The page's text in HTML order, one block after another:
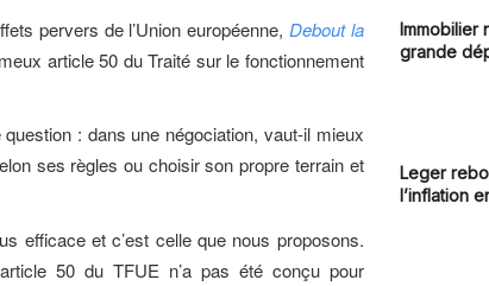
pervers de l’Union européenne, Debout la
article 50 du Traité sur le fonctionnement
: dans une négociation, vaut-il mieux
ses règles ou choisir son propre terrain et
efficace et c’est celle que nous proposons.
50 du TFUE n’a pas été conçu pour
Immobilier
grande
Leger
l’inflation